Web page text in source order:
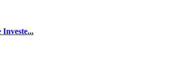
Investe...